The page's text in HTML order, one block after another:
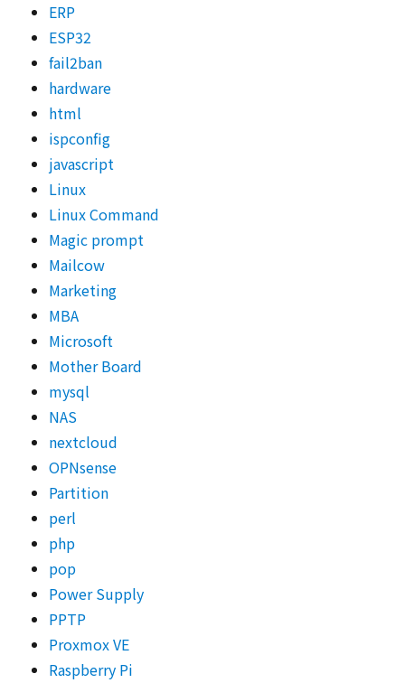
ERP
ESP32
fail2ban
hardware
html
ispconfig
javascript
Linux
Linux Command
Magic prompt
Mailcow
Marketing
MBA
Microsoft
Mother Board
mysql
NAS
nextcloud
OPNsense
Partition
perl
php
pop
Power Supply
PPTP
Proxmox VE
Raspberry Pi